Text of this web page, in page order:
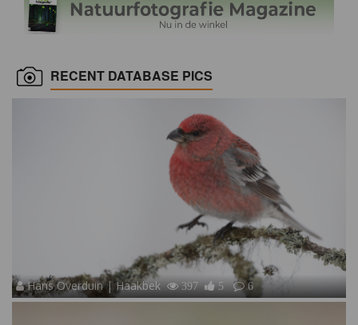
RECENT DATABASE PICS
Hans Overduin | Haakbek 397 5 6